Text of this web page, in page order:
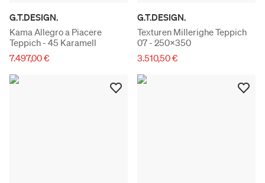
G.T.DESIGN.
Kama Allegro a Piacere
Teppich - 45 Karamell
7.497,00 €
G.T.DESIGN.
Texturen Millerighe Teppich
07 - 250x350
3.510,50 €